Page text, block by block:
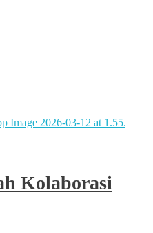
Kolaborasi